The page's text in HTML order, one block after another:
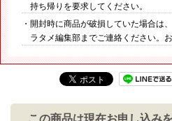
持ち帰りを要求してください。
・開封時に商品が破損していた場合は
ラタメ編集部までご連絡ください。
この商品は現在お申し込み